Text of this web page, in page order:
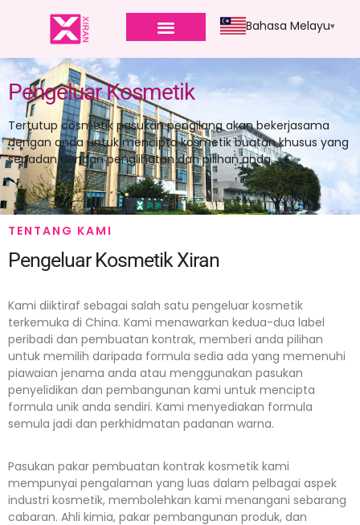
Bahasa Melayu
Pengeluar Kosmetik
Tertutup cosmetikpasukan pengilang akan bekerjasama
dengan anda untuk mencipta kosmetik buatan khusus yang
sepadan dengan penglihatan dan pilihan anda.
TENTANG KAMI
Pengeluar Kosmetik Xiran
Kami diiktiraf sebagai salah satu pengeluar kosmetik
terkemuka di China. Kami menawarkan kedua-dua label
peribadi dan pembuatan kontrak, memberi anda pilihan
untuk memilih daripada formula sedia ada yang memenuhi
piawaian jenama anda atau menggunakan pasukan
penyelidikan dan pembangunan kami untuk mencipta
formula unik anda sendiri. Kami menyediakan formula
semula jadi dan perkhidmatan padanan warna.
Pasukan pakar pembuatan kontrak kosmetik kami
mempunyai pengalaman yang luas dalam pelbagai aspek
industri kosmetik, membolehkan kami menangani sebarang
cabaran. Ahli kimia, pakar pembangunan produk, dan